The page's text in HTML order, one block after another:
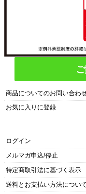
商品についてのお問い合わ
お気に入りに登録
ログイン
メルマガ申込/停止
特定商取引法に基づく表示
送料とお支払い方法につい